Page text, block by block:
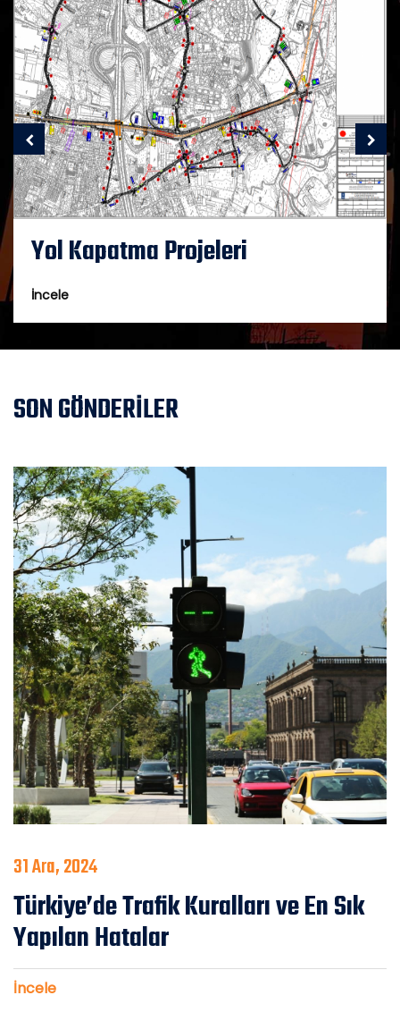
Yol Kapatma Projeleri
İncele
SON GÖNDERİLER
31 Ara, 2024
Türkiye’de Trafik Kuralları ve En Sık
Yapılan Hatalar
İncele